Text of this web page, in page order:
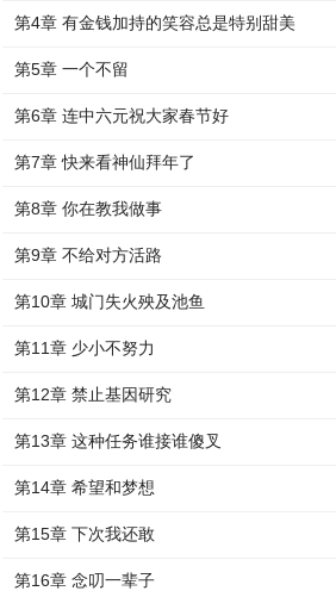
第4章 有金钱加持的笑容总是特别甜美
第5章 一个不留
第6章 连中六元祝大家春节好
第7章 快来看神仙拜年了
第8章 你在教我做事
第9章 不给对方活路
第10章 城门失火殃及池鱼
第11章 少小不努力
第12章 禁止基因研究
第13章 这种任务谁接谁傻叉
第14章 希望和梦想
第15章 下次我还敢
第16章 念叨一辈子